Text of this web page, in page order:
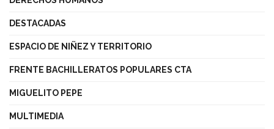
DESTACADAS
ESPACIO DE NIÑEZ Y TERRITORIO
FRENTE BACHILLERATOS POPULARES CTA
MIGUELITO PEPE
MULTIMEDIA